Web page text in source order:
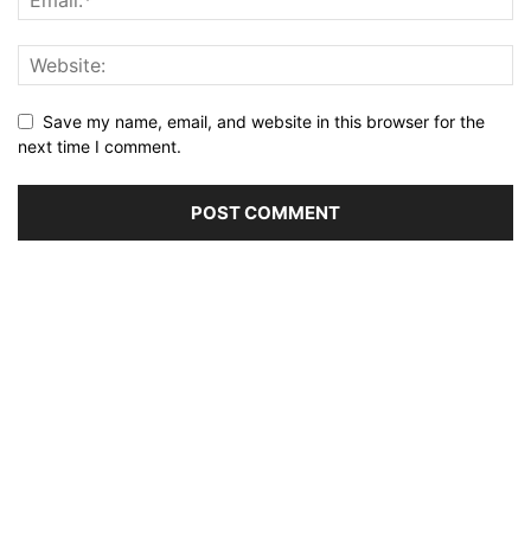
Save my name, email, and website in this browser for the
next time I comment.